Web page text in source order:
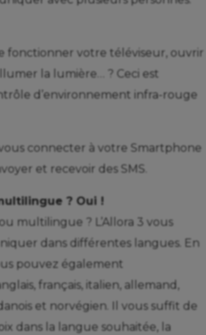
fonctionner votre téléviseur, ouvrir
la lumière… ? Ceci est
d’environnement infra-rouge
connecter à votre Smartphone
et recevoir des SMS.
? Oui !
multilingue ? L’Allora 3 vous
dans différentes langues. En
pouvez également
français, italien, allemand,
et norvégien. Il vous suffit de
dans la langue souhaitée, la